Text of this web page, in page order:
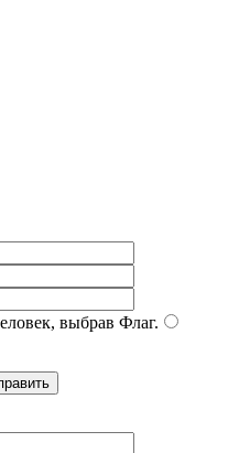
выбрав Флаг.